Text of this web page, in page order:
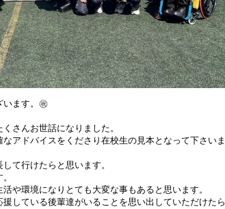
います。㊗️
さんお世話になりました。
アドバイスをくださり在校生の見本となって下さいま
て行けたらと思います。
や環境になりとても大変な事もあると思います。
している後輩達がいることを思い出していただけたら